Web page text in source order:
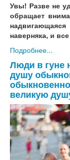
Увы! Разве не
обращает
наверняка, и
Подробнее...
Люди в гуне
душу
великую